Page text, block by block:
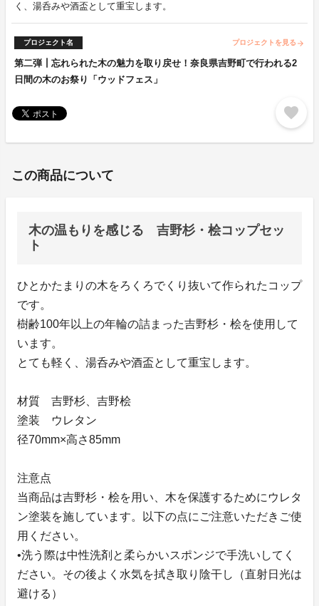
く、湯呑みや酒盃として重宝します。
プロジェクト名 プロジェクトを見る arrow_forward
第二弾┃忘れられた木の魅力を取り戻せ！奈良県吉野町で行われる2
日間の木のお祭り「ウッドフェス」
favorite
この商品について
木の温もりを感じる 吉野杉・桧コップセッ
ト
ひとかたまりの木をろくろでくり抜いて作られたコップ
です。
樹齢100年以上の年輪の詰まった吉野杉・桧を使用して
います。
とても軽く、湯呑みや酒盃として重宝します。
材質 吉野杉、吉野桧
塗装 ウレタン
径70mm×高さ85mm
注意点
当商品は吉野杉・桧を用い、木を保護するためにウレタ
ン塗装を施しています。以下の点にご注意いただきご使
用ください。
•洗う際は中性洗剤と柔らかいスポンジで手洗いしてく
ださい。その後よく水気を拭き取り陰干し（直射日光は
避ける）